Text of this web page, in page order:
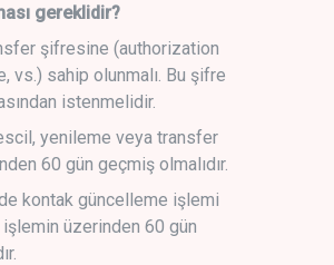
gereklidir?
şifresine (authorization
vs.) sahip olunmalı. Bu şifre
istenmelidir.
yenileme veya transfer
60 gün geçmiş olmalıdır.
kontak güncelleme işlemi
işlemin üzerinden 60 gün